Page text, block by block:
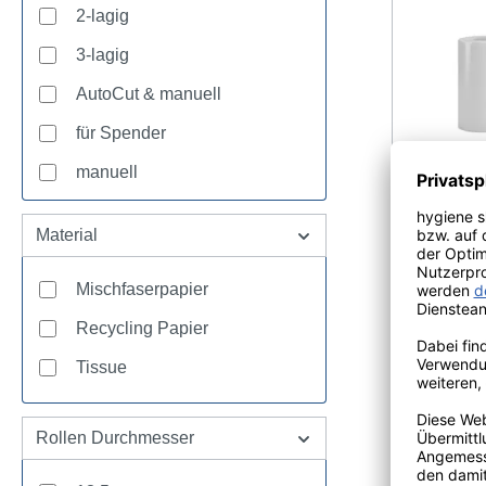
2-lagig
3-lagig
AutoCut & manuell
für Spender
manuell
Material
Mischfaserpapier
Recycling Papier
Tissue
Rollen Durchmesser
Freie
dank
leicht
dem
der
Katrin
VE = 8 x
Katrin
weich